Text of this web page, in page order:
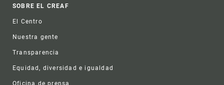
Footer
SOBRE EL CREAF
El Centro
Nuestra gente
Transparencia
Equidad, diversidad e igualdad
Oficina de prensa